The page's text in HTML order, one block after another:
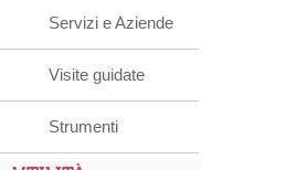
Servizi e Aziende
Visite guidate
Strumenti